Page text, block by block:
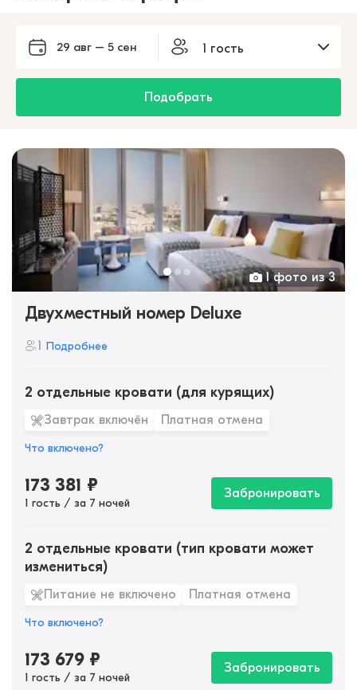
29 авг – 5 сен 1 гость
Подобрать
1 фото из 3
Двухместный номер Deluxe
1 Подробнее
2 отдельные кровати (для курящих)
Завтрак включён Платная отмена
Что включено?
173 381 ₽
1 гость / за 7 ночей
Забронировать
2 отдельные кровати (тип кровати может
измениться)
Питание не включено Платная отмена
Что включено?
173 679 ₽
1 гость / за 7 ночей
Забронировать